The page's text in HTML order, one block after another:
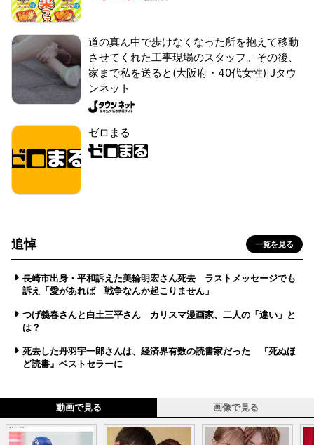
道の真ん中で歩けなくなった所を抱えて移動
させてくれた工事現場のスタッフ。その後、
家まで私を送ると(大阪府・40代女性)|Jタウ
ンネット
ゼロまる
追悼 一覧を見る
長崎市出身・平和訴えた美輪明宏さん死去 ラストメッセージでも
訴え「愛があれば 戦争なんか起こりません」
つげ義春さんと白土三平さん カリスマ漫画家、二人の「違い」と
は？
死去した丹羽宇一郎さんは、経済界有数の読書家だった 『死ぬほ
ど読書』ベストセラーに
動画で見る 画像で見る